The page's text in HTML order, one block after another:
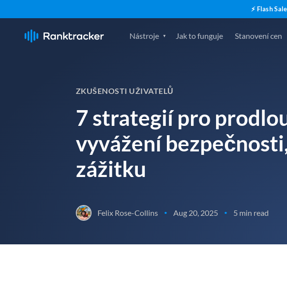
⚡ Flash
Nástroje Jak to funguje Stanovení cen
ZKUŠENOSTI UŽIVATELŮ
7 strategií pro
vyvážení
zážitku
Felix Rose-Collins • Aug 20, 2025 • 5 min read